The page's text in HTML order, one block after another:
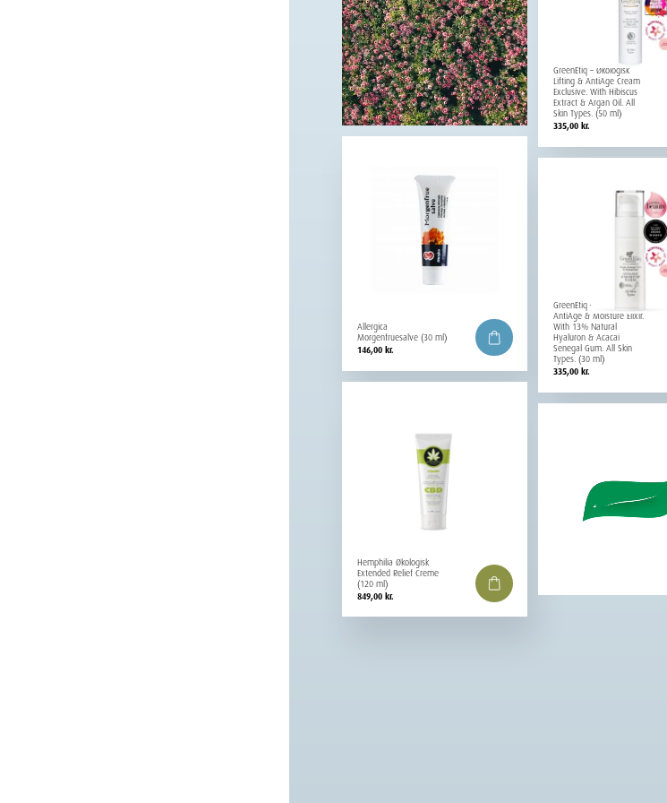
GreenEtiq – Økologisk
Lifting & AntiAge Cream
Exclusive. With Hibiscus
Extract & Argan Oil. All
Skin Types. (50 ml)
335,00kr.
Allergica
Morgenfruesalve (30 ml)
146,00kr.
GreenEtiq – Økologisk
AntiAge & Moisture Elixir.
With 13% Natural
Hyaluron & Acacai
Senegal Gum. All Skin
Types. (30 ml)
335,00kr.
Hemphilia Økologisk
Extended Relief Creme
(120 ml)
849,00kr.